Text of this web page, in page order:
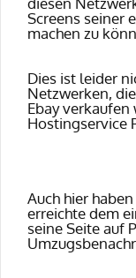
Screens seiner
machen zu
Dies ist leider
Netzwerken,
Ebay
Hostingservice
Auch hier
erreichte dem
seine Seite auf